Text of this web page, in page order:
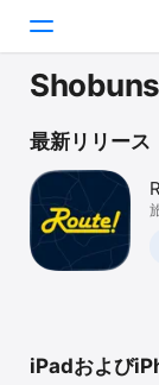
ゲーム
アプリ
Arcade
プラットフォー
最新リリース
iPadおよび